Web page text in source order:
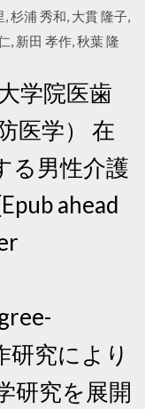
杉浦 秀和, 大貫 隆子,
, 新田 孝作, 秋葉 隆
学院医歯
医学） 在
る男性介護
ahead
研究により
研究を展開